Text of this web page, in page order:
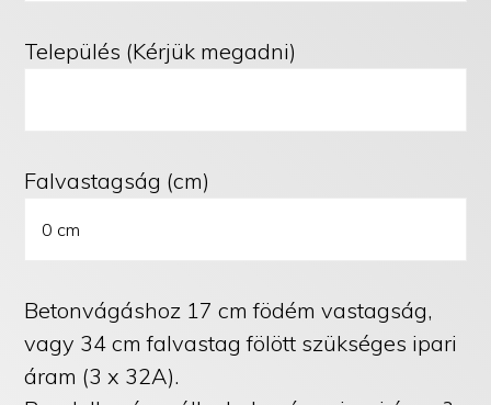
Település (Kérjük megadni)
Falvastagság (cm)
Betonvágáshoz 17 cm födém vastagság,
vagy 34 cm falvastag fölött szükséges ipari
áram (3 x 32A).